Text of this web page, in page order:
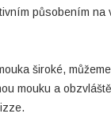
působením na
široké,
mouku a